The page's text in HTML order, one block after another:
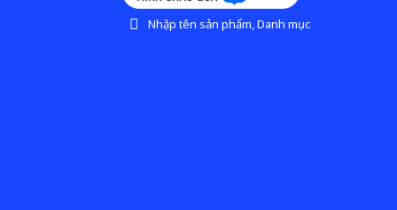
Nhập tên sản phẩm, Danh mục